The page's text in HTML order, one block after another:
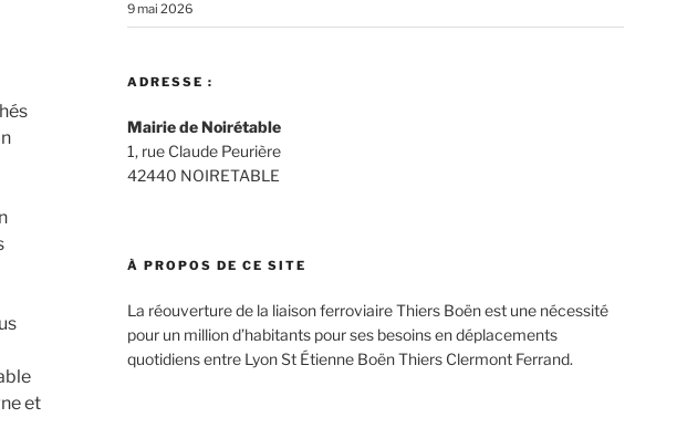
et
9 mai 2026
ADRESSE :
Mairie de Noirétable
1, rue Claude Peurière
42440 NOIRETABLE
À PROPOS DE CE SITE
La réouverture de la liaison ferroviaire Thiers Boën est une nécessité
pour un million d’habitants pour ses besoins en déplacements
quotidiens entre Lyon St Étienne Boën Thiers Clermont Ferrand.